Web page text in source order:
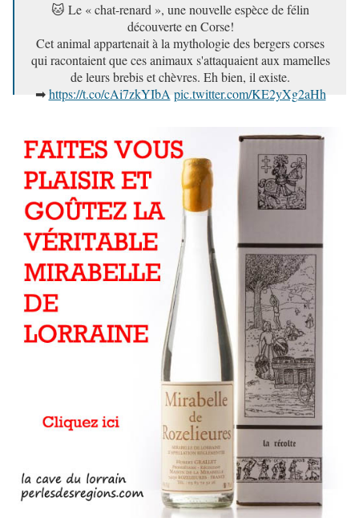
🐱 Le « chat-renard », une nouvelle espèce de félin
découverte en Corse!
Cet animal appartenait à la mythologie des bergers corses
qui racontaient que ces animaux s'attaquaient aux mamelles
de leurs brebis et chèvres. Eh bien, il existe.
➡https://t.co/cAi7zkYIbA pic.twitter.com/KE2yXg2aHh